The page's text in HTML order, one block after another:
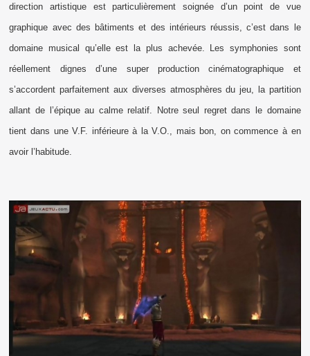
direction artistique est particulièrement soignée d’un point de vue
graphique avec des bâtiments et des intérieurs réussis, c’est dans le
domaine musical qu’elle est la plus achevée. Les symphonies sont
réellement dignes d’une super production cinématographique et
s’accordent parfaitement aux diverses atmosphères du jeu, la partition
allant de l’épique au calme relatif. Notre seul regret dans le domaine
tient dans une V.F. inférieure à la V.O., mais bon, on commence à en
avoir l’habitude.